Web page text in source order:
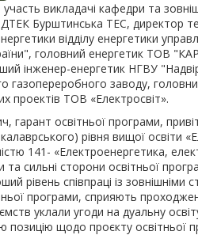
викладачі кафедри та
Бурштинська ТЕС, директор
відділу енергетики
головний енергетик ТОВ
інженер-енергетик НГВУ
газопереробного заводу,
проектів ТОВ «Електросвіт».
освітньої програми,
рівня вищої освіти
141- «Електроенергетика,
сильні сторони освітньої
рівень співпраці із зовнішніми
програми, сприяють
уклали угоди на дуальну
позицію щодо проєкту освітньої